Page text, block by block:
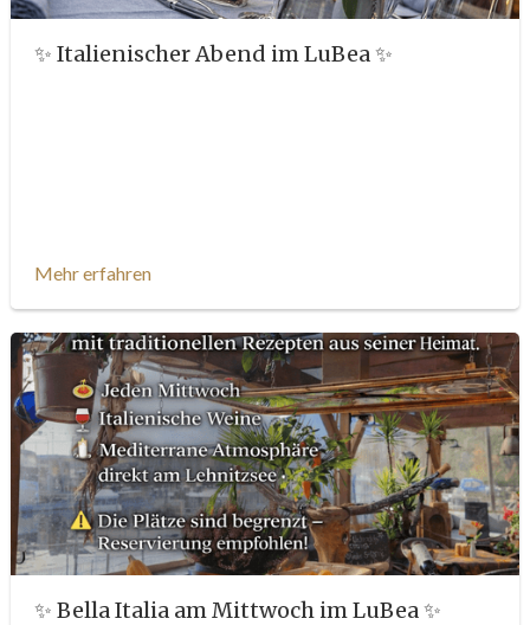
✨ Italienischer Abend im LuBea ✨
Mehr erfahren
✨ Bella Italia am Mittwoch im LuBea ✨